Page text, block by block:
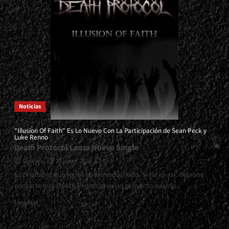
Histórico
Sobre
Su
Material
En
Vivo<span>
|
</span>
</small>
<div>Mortification
En
Vivo</div>
Noticias
"Illusion Of Faith" Es Lo Nuevo Con La Participación de Sean Peck y
Luke Renno
Death Protocol Lanza Nuevo Single
Gustavo 23 junio, 2026
0
Es probable que ya los hayas escuchado. Si no es así, déjanos
contarte que Death Protocol es un proyecto nacido...
Leer másRead
more
about